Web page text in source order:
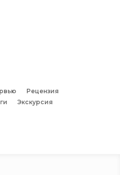
Рецензия
Экскурсия